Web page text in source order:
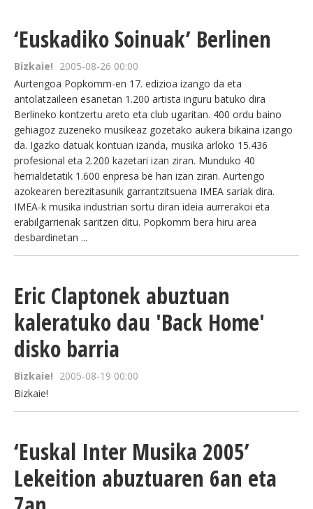
‘Euskadiko Soinuak’ Berlinen
Bizkaie! 2005-08-26 00:00
Aurtengoa Popkomm-en 17. edizioa izango da eta
antolatzaileen esanetan 1.200 artista inguru batuko dira
Berlineko kontzertu areto eta club ugaritan. 400 ordu baino
gehiagoz zuzeneko musikeaz gozetako aukera bikaina izango
da. Igazko datuak kontuan izanda, musika arloko 15.436
profesional eta 2.200 kazetari izan ziran. Munduko 40
herrialdetatik 1.600 enpresa be han izan ziran. Aurtengo
azokearen berezitasunik garrantzitsuena IMEA sariak dira.
IMEA-k musika industrian sortu diran ideia aurrerakoi eta
erabilgarrienak saritzen ditu. Popkomm bera hiru area
desbardinetan ...
Eric Claptonek abuztuan
kaleratuko dau 'Back Home'
disko barria
Bizkaie! 2005-08-19 00:00
Bizkaie!
‘Euskal Inter Musika 2005’
Lekeition abuztuaren 6an eta